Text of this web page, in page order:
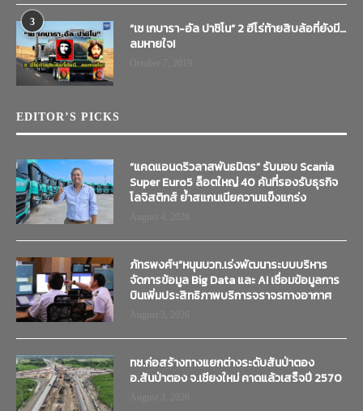
3
“เช เกบารา-อัล ปาชิโน” 2 ฮีโร่ท้ายสิบล้อที่ยังมี…
ลมหายใจ!
EDITOR’S PICKS
“แคดแอนดริวลาสพันธมิตร” รับมอบ Scania
Super Euro5 ล็อตใหญ่ 40 คันที่รองรับธุรกิจ
โลจิสติกส์ ย้ำสแกนเนียความแข็งแกร่ง
ภัทรพงศ์ฯ”หนุนบวท.เร่งพัฒนาระบบบริหาร
จัดการข้อมูล Big Data และ AI เชื่อมข้อมูลการ
บินเพิ่มประสิทธิภาพบริการจราจรทางอากาศ
ทช.ก่อสร้างทางแยกต่างระดับสันป่าตอง
อ.สันป่าตอง จ.เชียงใหม่ คาดแล้วเสร็จปี 2570